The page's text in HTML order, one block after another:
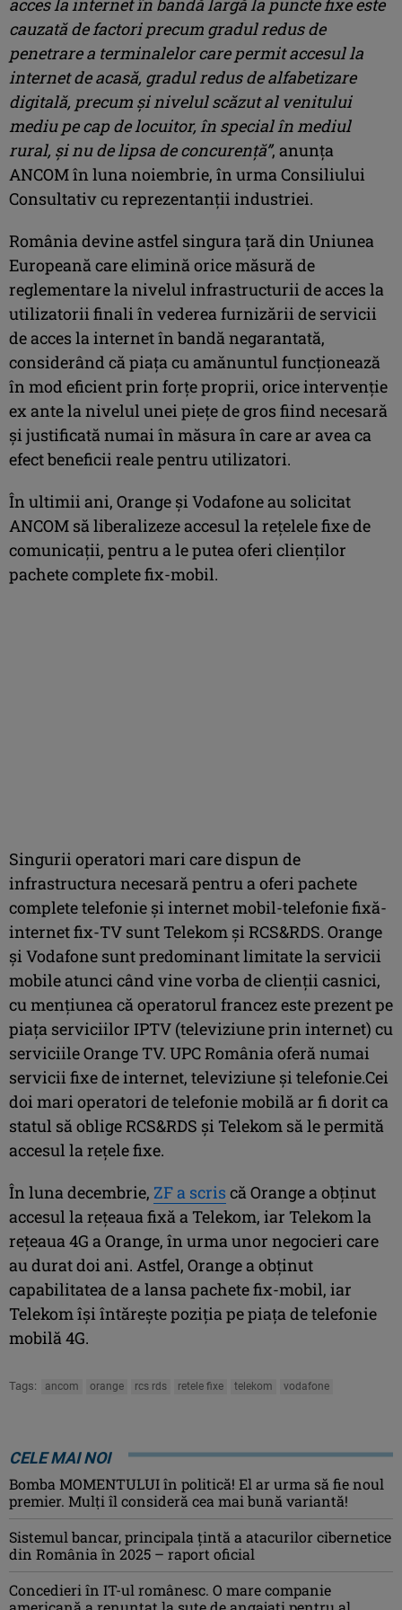
acces la internet în bandă largă la puncte fixe este
cauzată de factori precum gradul redus de
penetrare a terminalelor care permit accesul la
internet de acasă, gradul redus de alfabetizare
digitală, precum şi nivelul scăzut al venitului
mediu pe cap de locuitor, în special în mediul
rural, şi nu de lipsa de concurenţă”, anunţa
ANCOM în luna noiembrie, în urma Consiliului
Consultativ cu reprezentanţii industriei.
România devine astfel singura țară din Uniunea
Europeană care elimină orice măsură de
reglementare la nivelul infrastructurii de acces la
utilizatorii finali în vederea furnizării de servicii
de acces la internet în bandă negarantată,
considerând că piața cu amănuntul funcționează
în mod eficient prin forțe proprii, orice intervenție
ex ante la nivelul unei piețe de gros fiind necesară
și justificată numai în măsura în care ar avea ca
efect beneficii reale pentru utilizatori.
În ultimii ani, Orange şi Vodafone au solicitat
ANCOM să liberalizeze accesul la reţelele fixe de
comunicaţii, pentru a le putea oferi clienţilor
pachete complete fix-mobil.
Singurii operatori mari care dispun de
infrastructura necesară pentru a oferi pachete
complete telefonie şi internet mobil-telefonie fixă-
internet fix-TV sunt Telekom şi RCS&RDS. Orange
şi Vodafone sunt predominant limitate la servicii
mobile atunci când vine vorba de clienţii casnici,
cu menţiunea că operatorul francez este prezent pe
piaţa serviciilor IPTV (televiziune prin internet) cu
serviciile Orange TV. UPC România oferă numai
servicii fixe de internet, televiziune şi telefonie.Cei
doi mari operatori de telefonie mobilă ar fi dorit ca
statul să oblige RCS&RDS şi Telekom să le permită
accesul la reţele fixe.
În luna decembrie, ZF a scris că Orange a obţinut
accesul la reţeaua fixă a Telekom, iar Telekom la
reţeaua 4G a Orange, în urma unor negocieri care
au durat doi ani. Astfel, Orange a obţinut
capabilitatea de a lansa pachete fix-mobil, iar
Telekom îşi întăreşte poziţia pe piaţa de telefonie
mobilă 4G.
Tags: ancom orange rcs rds retele fixe telekom vodafone
CELE MAI NOI
Bomba MOMENTULUI în politică! El ar urma să fie noul
premier. Mulți îl consideră cea mai bună variantă!
Sistemul bancar, principala țintă a atacurilor cibernetice
din România în 2025 – raport oficial
Concedieri în IT-ul românesc. O mare companie